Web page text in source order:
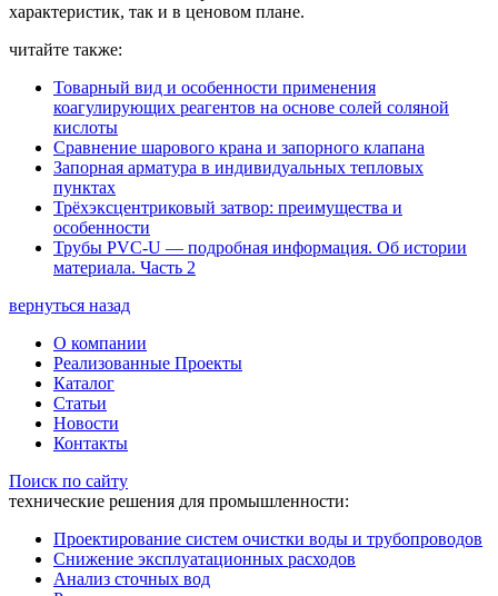
характеристик, так и в ценовом плане.
читайте также:
Товарный вид и особенности применения
коагулирующих реагентов на основе солей соляной
кислоты
Сравнение шарового крана и запорного клапана
Запорная арматура в индивидуальных тепловых
пунктах
Трёхэксцентриковый затвор: преимущества и
особенности
Трубы PVC-U — подробная информация. Об истории
материала. Часть 2
вернуться назад
О компании
Реализованные Проекты
Каталог
Статьи
Новости
Контакты
Поиск по сайту
технические решения для промышленности:
Проектирование систем очистки воды и трубопроводов
Снижение эксплуатационных расходов
Анализ сточных вод